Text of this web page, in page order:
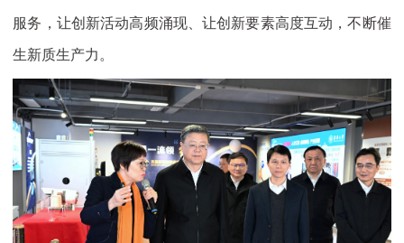
服务，让创新活动高频涌现、让创新要素高度互动，不断催
生新质生产力。